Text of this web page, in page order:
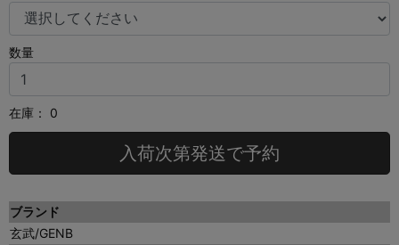
数量
在庫： 0
入荷次第発送で予約
ブランド
玄武/GENB